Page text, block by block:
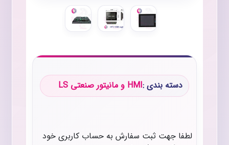
دسته بندی :HMI و مانیتور صنعتی LS
لطفا جهت ثبت سفارش به حساب کاربری خود